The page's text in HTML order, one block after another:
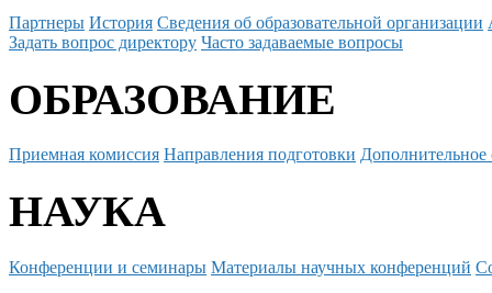
Партнеры История Сведения об образовательной организации
Задать вопрос директору Часто задаваемые вопросы
ОБРАЗОВАНИЕ
Приемная комиссия Направления подготовки Дополнительное
НАУКА
Конференции и семинары Материалы научных конференций